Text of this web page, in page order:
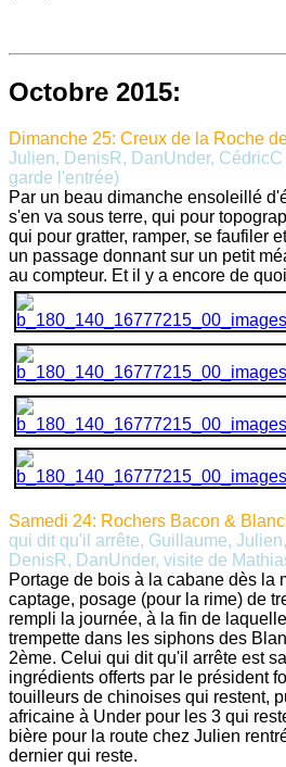
Octobre 2015:
Dimanche 25: Creux de la Roche
Julien, DenisR, DanUnder, CédricC
garde l'entrée)
Par un beau dimanche ensoleillé
s'en va sous terre, qui pour
qui pour gratter, ramper, se faufiler
un passage donnant sur un petit
au compteur. Et il y a encore de
Samedi 24: Rochers Bacon &
qui dit qu'il arrête, Guillaume,
DenisR, DanUnder, visite de
Portage de bois à la cabane dès la
captage, posage (pour la rime) de
rempli la journée, à la fin de
trempette dans les siphons des
2ème. Celui qui dit qu'il arrête est
ingrédients offerts par le président
touilleurs de chinoises qui restent,
africaine à Under pour les 3 qui
bière pour la route chez Julien
dernier qui reste.